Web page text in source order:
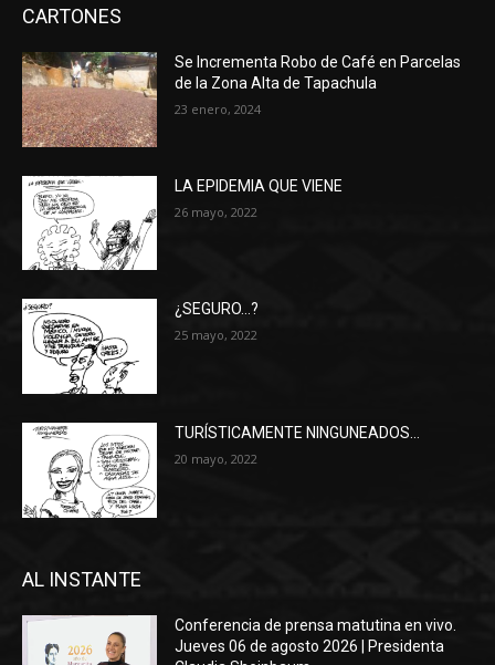
CARTONES
Se Incrementa Robo de Café en Parcelas
de la Zona Alta de Tapachula
23 enero, 2024
LA EPIDEMIA QUE VIENE
26 mayo, 2022
¿SEGURO…?
25 mayo, 2022
TURÍSTICAMENTE NINGUNEADOS…
20 mayo, 2022
AL INSTANTE
Conferencia de prensa matutina en vivo.
Jueves 06 de agosto 2026 | Presidenta